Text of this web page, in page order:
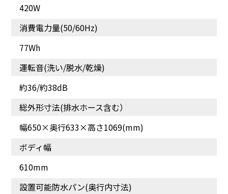
420W
消費電力量(50/60Hz)
77Wh
運転音(洗い/脱水/乾燥)
約36/約38dB
総外形寸法(排水ホース含む）
幅650×奥行633×高さ1069(mm)
ボディ幅
610mm
設置可能防水パン(奥行内寸法)